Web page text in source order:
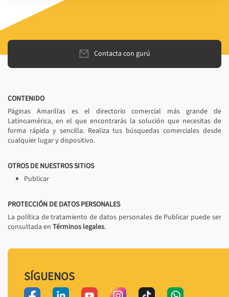
Contacta con gurú
CONTENIDO
Páginas Amarillas es el directorio comercial más grande de
Latinoamérica, en el que encontrarás la solución que necesitas de
forma rápida y sencilla. Realiza tus búsquedas comerciales desde
cualquier lugar y dispositivo.
OTROS DE NUESTROS SITIOS
Publicar
PROTECCIÓN DE DATOS PERSONALES
La política de tratamiento de datos personales de Publicar puede ser
consultada en Términos legales.
SÍGUENOS